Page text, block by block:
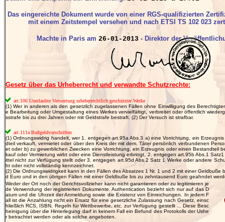
Das eingereichte Dokument wurde von einer RGS-qualifizierten
mit einem Zeitstempel versehen und nach ETSI TS 102 023
Machte in Paris am 26-01-2013 - Direktor der
Gesetz über das Urheberrecht und verwandte Schutzrechte:
art.106 Unerlaubte Verwertung urheberrechtlich geschützter Werke
(1) Wer in anderen als den gesetzlich zugelassenen Fällen ohne Einwilligung des
e Bearbeitung oder Umgestaltung eines Werkes vervielfältigt, verbreitet oder öffentlich
sstrafe bis zu drei Jahren oder mit Geldstrafe bestraft. (2) Der Versuch ist strafbar.
art.111a Bußgeldvorschriften
(1) Ordnungswidrig handelt, wer 1. entgegen art.95a Abs.3 a) eine Vorrichtung, ein
dteil verkauft, vermietet oder über den Kreis der mit dem. Täter persönlich verbundenen
et oder b) zu gewerblichen Zwecken eine Vorrichtung, ein Erzeugnis oder einen Bestandteil
kauf oder Vermietung wirbt oder eine Dienstleistung erbringt, 2. entgegen art.95b Abs.1
ittel nicht zur Verfügung stellt oder 3. entgegen art.95d Abs.2 Satz 1 Werke oder andere
ht oder nicht vollständig kennzeichnet.
(2) Die Ordnungswidrigkeit kann in den Fällen des Absatzes 1 Nr. 1 und 2 mit einer Geldbuße
d Euro und in den übrigen Fällen mit einer Geldbuße bis zu zehntausend Euro geahndet
Weder der Ort noch der Gerichtsvollzieher kann nicht garantieren oder zu legitimieren je
de Verwendung der registrierten Dokumente. Authentication bezieht sich nur auf das D
atum und die Uhrzeit der Anmeldung sowie die Existenz von Einreichungen. In jedem F
all ist die Anzahlung nicht ein Ersatz für eine gesetzliche Zulassung nach Gesetz, einsc
hließlich RCS, ISBN, Regeln für Wettbewerbe, etc. zur Verfügung gestellt ... Diese Besc
heinigung über die Hinterlegung darf in keinem Fall ein Befund des Protokolls der Ushe
r betrachtet werden oder als solche angeboten.